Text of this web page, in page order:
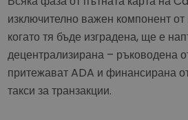
изключително важен компонент
когато тя бъде изградена, ще е
децентрализирана – ръководена
притежават ADA и финансирана
такси за транзакции.